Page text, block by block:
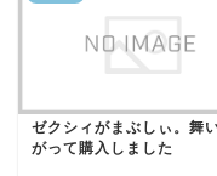
ゼクシィがまぶしぃ。舞
がって購入しました